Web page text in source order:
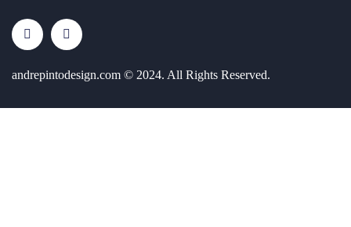
andrepintodesign.com © 2024. All Rights Reserved.